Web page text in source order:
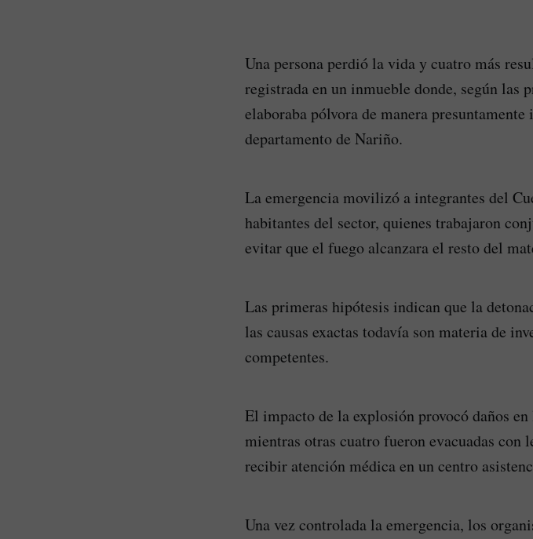
Una persona perdió la vida y cuatro más
registrada en un inmueble donde, según las
elaboraba pólvora de manera
departamento de Nariño.
La emergencia movilizó a integrantes del
habitantes del sector, quienes trabajaron
evitar que el fuego alcanzara el resto del
Las primeras hipótesis indican que la
las causas exactas todavía son materia de
competentes.
El impacto de la explosión provocó daños
mientras otras cuatro fueron evacuadas con
recibir atención médica en un centro
Una vez controlada la emergencia, los